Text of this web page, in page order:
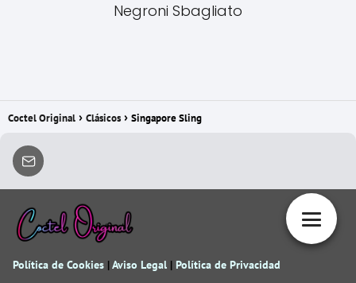
Negroni Sbagliato
Coctel Original Clásicos Singapore Sling
Política de Cookies |Aviso Legal | Política de Privacidad